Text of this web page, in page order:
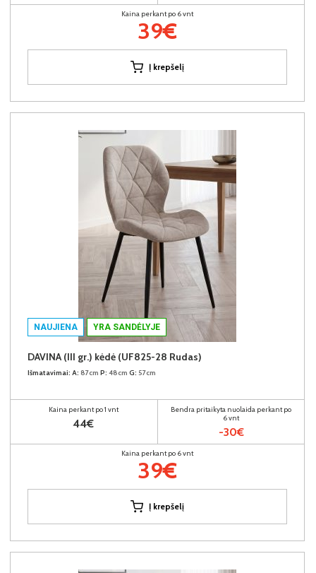
Kaina perkant po 6 vnt
39€
Į krepšelį
NAUJIENA YRA SANDĖLYJE
DAVINA (III gr.) kėdė (UF825-28 Rudas)
Išmatavimai: A: 87cm P: 48cm G: 57cm
Kaina perkant po 1 vnt
44€
Bendra pritaikyta nuolaida perkant po
6 vnt
-30€
Kaina perkant po 6 vnt
39€
Į krepšelį